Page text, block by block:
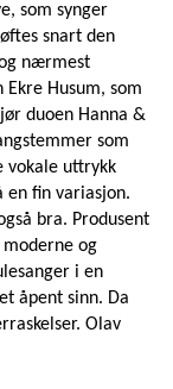
som synger
snart den
nærmest
Husum, som
duoen Hanna &
som
vokale uttrykk
en fin variasjon.
bra. Produsent
moderne og
i en
åpent sinn. Da
Olav